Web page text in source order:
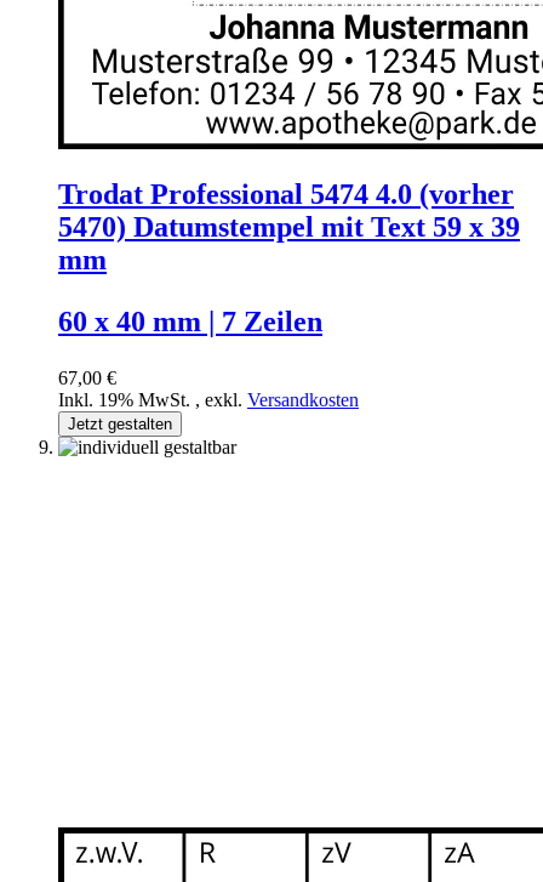
Trodat Professional 5474 4.0 (vorher
5470) Datumstempel mit Text 59 x 39
mm
60 x 40 mm | 7 Zeilen
67,00 €
Inkl. 19% MwSt. , exkl. Versandkosten
Jetzt gestalten